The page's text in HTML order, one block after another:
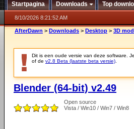
Startpagina Downloads Top
8/10/2026 8:21:52 AM
AfterDawn > Downloads > Desktop > 3D
Dit is een oude versie van deze software.
of de v2.8 Beta (laatste beta versie)
Blender (64-bit) v2.49
Open source
Vista / Win10 / Win7 / Win8